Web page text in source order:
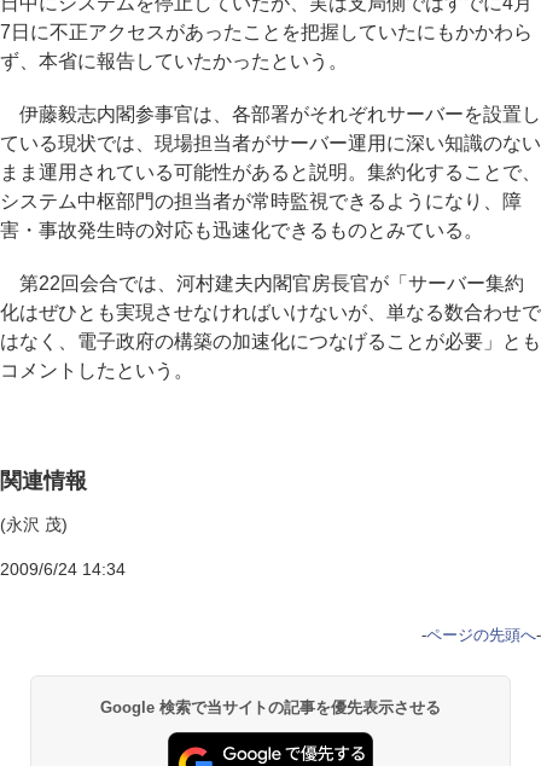
7日に不正アクセスがあったことを把握していたにもかかわら
ず、本省に報告していたかったという。
伊藤毅志内閣参事官は、各部署がそれぞれサーバーを設置し
ている現状では、現場担当者がサーバー運用に深い知識のない
まま運用されている可能性があると説明。集約化することで、
システム中枢部門の担当者が常時監視できるようになり、障
害・事故発生時の対応も迅速化できるものとみている。
第22回会合では、河村建夫内閣官房長官が「サーバー集約
化はぜひとも実現させなければいけないが、単なる数合わせで
はなく、電子政府の構築の加速化につなげることが必要」とも
コメントしたという。
関連情報
(永沢 茂)
2009/6/24 14:34
-ページの先頭へ-
Google 検索で当サイトの記事を優先表示させる